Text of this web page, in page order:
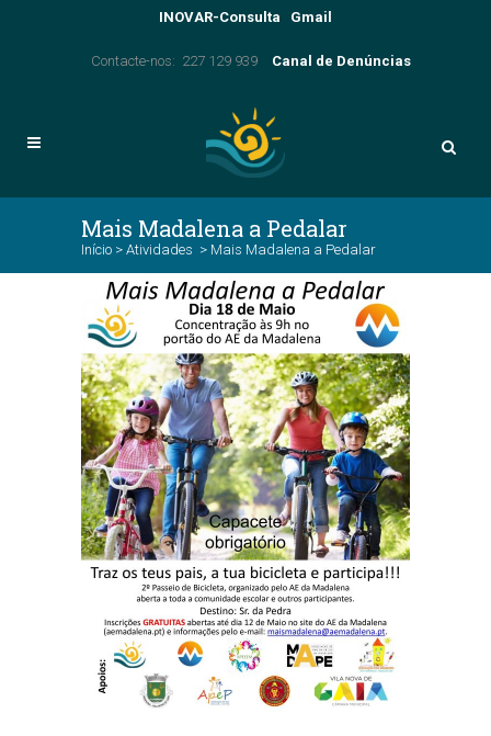
INOVAR-Consulta Gmail
Contacte-nos: 227 129 939 Canal de Denúncias
Mais Madalena a Pedalar
Início > Atividades > Mais Madalena a Pedalar